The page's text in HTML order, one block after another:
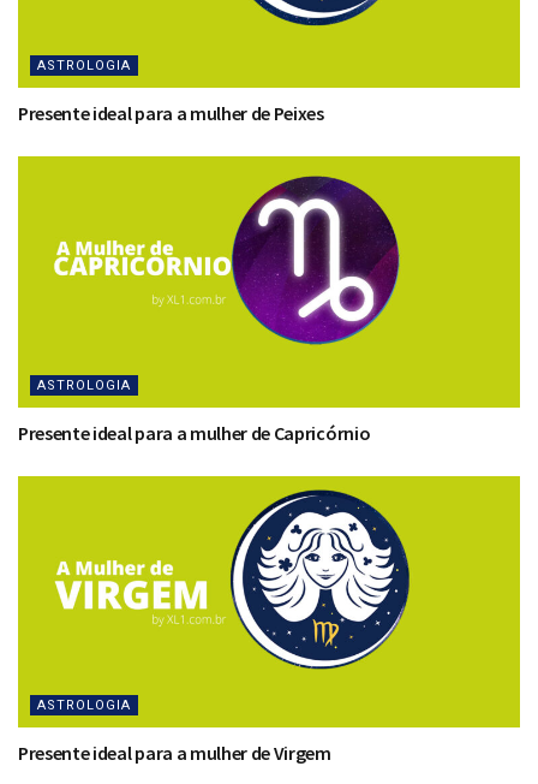
ASTROLOGIA
Presente ideal para a mulher de Peixes
ASTROLOGIA
Presente ideal para a mulher de Capricórnio
ASTROLOGIA
Presente ideal para a mulher de Virgem